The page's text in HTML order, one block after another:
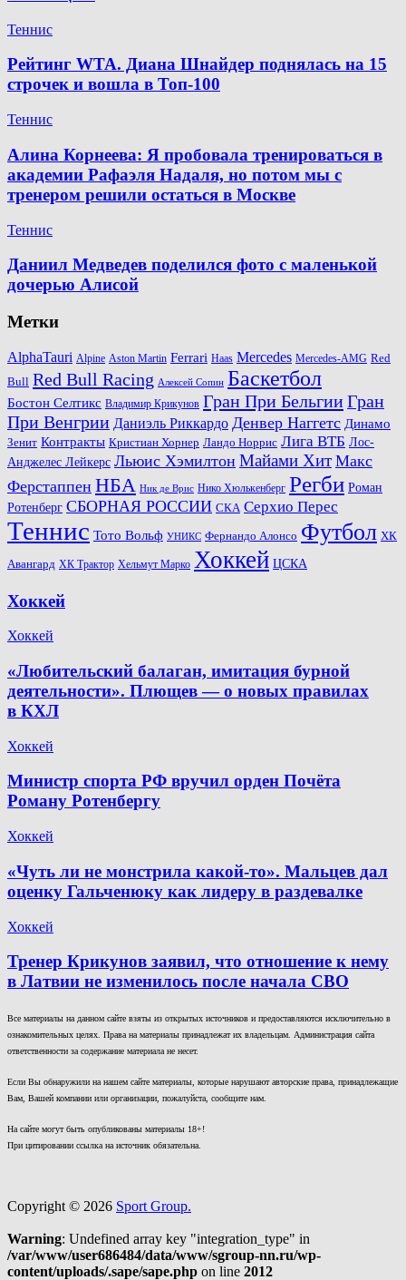
Теннис
Рейтинг WTA. Диана Шнайдер поднялась на 15
строчек и вошла в Топ-100
Теннис
Алина Корнеева: Я пробовала тренироваться в
академии Рафаэля Надаля, но потом мы с
тренером решили остаться в Москве
Теннис
Даниил Медведев поделился фото с маленькой
дочерью Алисой
Метки
AlphaTauri Alpine Aston Martin Ferrari Haas Mercedes Mercedes-AMG Red
Bull Red Bull Racing Алексей Сопин Баскетбол
Бостон Селтикс Владимир Крикунов Гран При БельгииГран
При Венгрии Даниэль Риккардо Денвер Наггетс Динамо
Зенит Контракты Кристиан Хорнер Ландо Норрис Лига ВТБ Лос-
Анджелес Лейкерс Льюис Хэмилтон Майами Хит Макс
Ферстаппен НБА Ник де Врис Нико Хюлькенберг Регби Роман
Ротенберг СБОРНАЯ РОССИИ СКА Серхио Перес
Теннис Тото Вольф УНИКС Фернандо Алонсо Футбол ХК
Авангард ХК Трактор Хельмут Марко Хоккей ЦСКА
Хоккей
Хоккей
«Любительский балаган, имитация бурной
деятельности». Плющев — о новых правилах
в КХЛ
Хоккей
Министр спорта РФ вручил орден Почёта
Роману Ротенбергу
Хоккей
«Чуть ли не монстрила какой-то». Мальцев дал
оценку Гальченюку как лидеру в раздевалке
Хоккей
Тренер Крикунов заявил, что отношение к нему
в Латвии не изменилось после начала СВО
Все материалы на данном сайте взяты из открытых источников и предоставляются исключительно в
ознакомительных целях. Права на материалы принадлежат их владельцам. Администрация сайта
ответственности за содержание материала не несет.
Если Вы обнаружили на нашем сайте материалы, которые нарушают авторские права, принадлежащие
Вам, Вашей компании или организации, пожалуйста, сообщите нам.
На сайте могут быть опубликованы материалы 18+!
При цитировании ссылка на источник обязательна.
Copyright © 2026 Sport Group.
Warning: Undefined array key "integration_type" in
/var/www/user686484/data/www/sgroup-nn.ru/wp-
content/uploads/.sape/sape.php on line 2012